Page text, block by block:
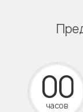
часов